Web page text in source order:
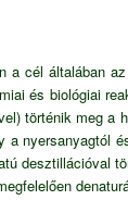
a cél általában
és biológiai
történik meg a
a nyersanyagtól
desztillációval